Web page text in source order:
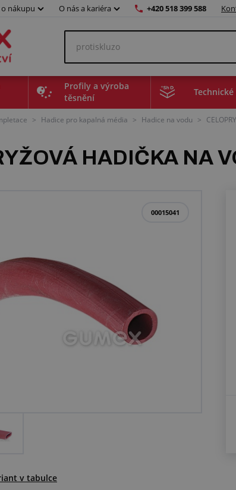
o nákupu O nás a kariéra +420 518 399 588
Profily a výroba
těsnění
> Hadice pro kapalná média > Hadice na vodu >
HADIČKA NA
00015041
v tabulce